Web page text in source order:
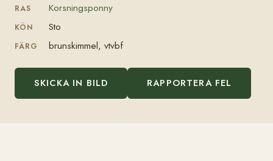
RAS Korsningsponny
KÖN Sto
FÄRG brunskimmel, vtvbf
SKICKA IN BILD RAPPORTERA FEL